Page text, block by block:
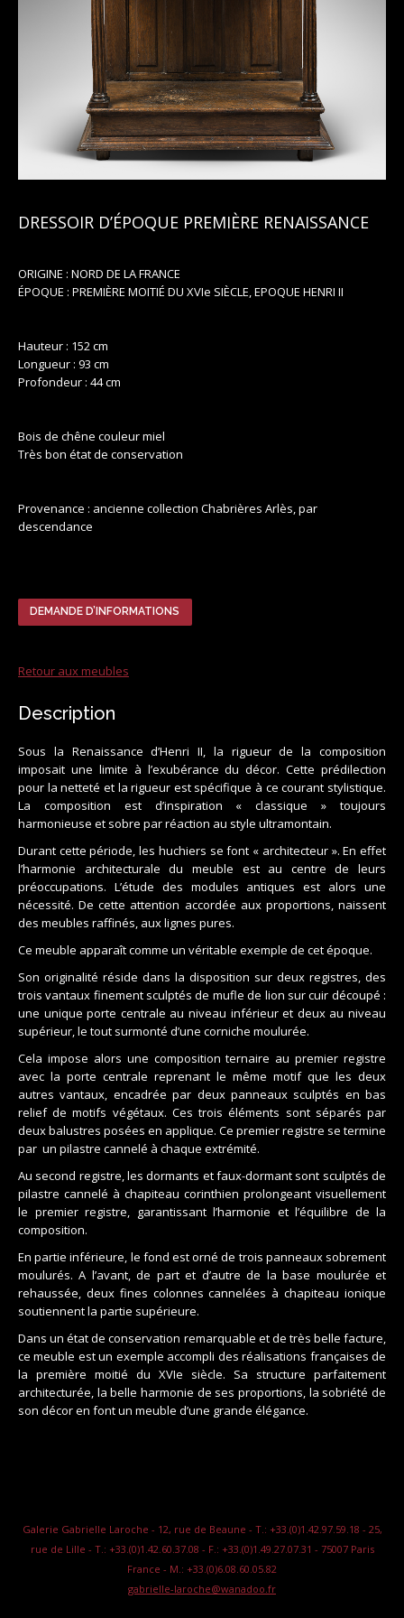
DRESSOIR D’ÉPOQUE PREMIÈRE RENAISSANCE
ORIGINE : NORD DE LA FRANCE
ÉPOQUE : PREMIÈRE MOITIÉ DU XVIe SIÈCLE, EPOQUE HENRI II
Hauteur : 152 cm
Longueur : 93 cm
Profondeur : 44 cm
Bois de chêne couleur miel
Très bon état de conservation
Provenance : ancienne collection Chabrières Arlès, par
descendance
DEMANDE D’INFORMATIONS
Retour aux meubles
Description
Sous la Renaissance d’Henri II, la rigueur de la composition
imposait une limite à l’exubérance du décor. Cette prédilection
pour la netteté et la rigueur est spécifique à ce courant stylistique.
La composition est d’inspiration « classique » toujours
harmonieuse et sobre par réaction au style ultramontain.
Durant cette période, les huchiers se font « architecteur ». En effet
l’harmonie architecturale du meuble est au centre de leurs
préoccupations. L’étude des modules antiques est alors une
nécessité. De cette attention accordée aux proportions, naissent
des meubles raffinés, aux lignes pures.
Ce meuble apparaît comme un véritable exemple de cet époque.
Son originalité réside dans la disposition sur deux registres, des
trois vantaux finement sculptés de mufle de lion sur cuir découpé :
une unique porte centrale au niveau inférieur et deux au niveau
supérieur, le tout surmonté d’une corniche moulurée.
Cela impose alors une composition ternaire au premier registre
avec la porte centrale reprenant le même motif que les deux
autres vantaux, encadrée par deux panneaux sculptés en bas
relief de motifs végétaux. Ces trois éléments sont séparés par
deux balustres posées en applique. Ce premier registre se termine
par un pilastre cannelé à chaque extrémité.
Au second registre, les dormants et faux-dormant sont sculptés de
pilastre cannelé à chapiteau corinthien prolongeant visuellement
le premier registre, garantissant l’harmonie et l’équilibre de la
composition.
En partie inférieure, le fond est orné de trois panneaux sobrement
moulurés. A l’avant, de part et d’autre de la base moulurée et
rehaussée, deux fines colonnes cannelées à chapiteau ionique
soutiennent la partie supérieure.
Dans un état de conservation remarquable et de très belle facture,
ce meuble est un exemple accompli des réalisations françaises de
la première moitié du XVIe siècle. Sa structure parfaitement
architecturée, la belle harmonie de ses proportions, la sobriété de
son décor en font un meuble d’une grande élégance.
Galerie Gabrielle Laroche - 12, rue de Beaune - T.: +33.(0)1.42.97.59.18 - 25,
rue de Lille - T.: +33.(0)1.42.60.37.08 - F.: +33.(0)1.49.27.07.31 - 75007 Paris
France - M.: +33.(0)6.08.60.05.82
gabrielle-laroche@wanadoo.fr